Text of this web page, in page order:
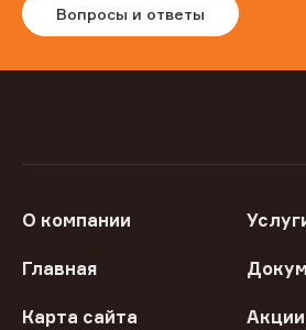
Вопросы и ответы
О компании
Главная
Карта сайта Акции